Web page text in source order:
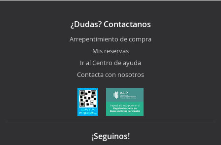
¿Dudas? Contactanos
Arrepentimiento de compra
Mis reservas
Ir al Centro de ayuda
Contacta con nosotros
¡Seguinos!